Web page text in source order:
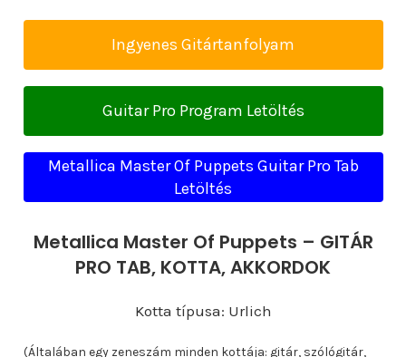
Ingyenes Gitártanfolyam
Guitar Pro Program Letöltés
Metallica Master Of Puppets Guitar Pro Tab
Letöltés
Metallica Master Of Puppets – GITÁR
PRO TAB, KOTTA, AKKORDOK
Kotta típusa: Urlich
(Általában egy zeneszám minden kottája: gitár, szólógitár,